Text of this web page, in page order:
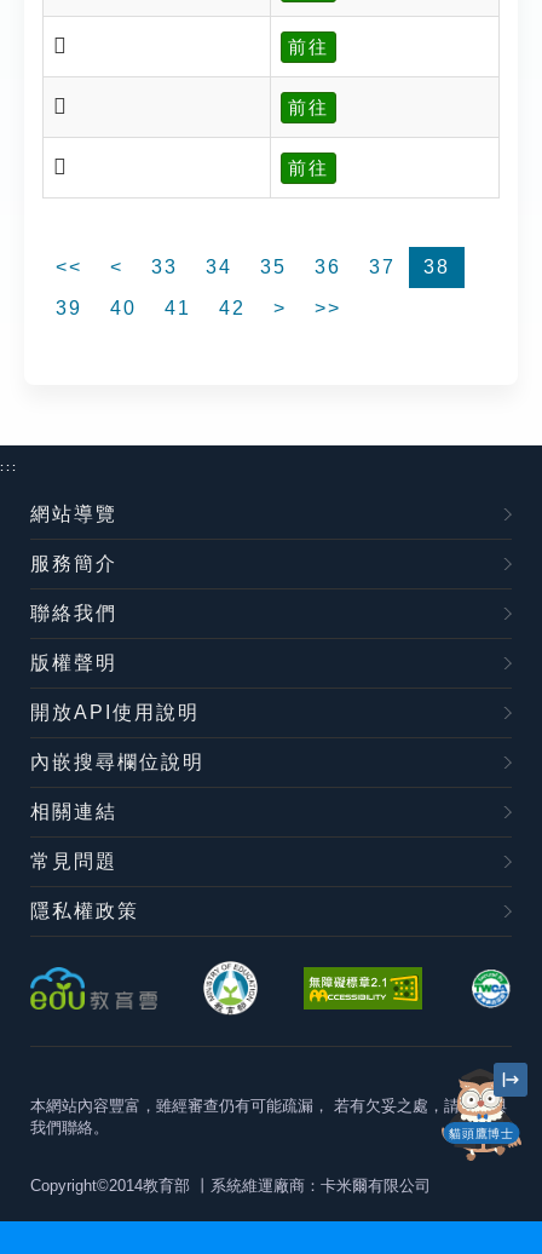
𨕦 前往
𨕧 前往
𨕨 前往
<< < 33 34 35 36 37
38
39
40 41 42 > >>
貓頭鷹博士
:::
網站導覽
服務簡介
聯絡我們
版權聲明
開放API使用說明
內嵌搜尋欄位說明
相關連結
常見問題
隱私權政策
本網站內容豐富，雖經審查仍有可能疏漏， 若有欠妥之處，請隨時與
我們聯絡。
Copyright©2014教育部 丨系統維運廠商：卡米爾有限公司